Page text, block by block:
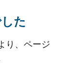
た
り、ページ